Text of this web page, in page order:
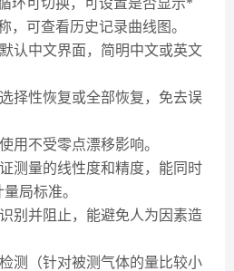
环可切换，可设置是否显示*
，可查看历史记录曲线图。
认中文界面，简明中文或英文
择性恢复或全部恢复，免去误
用不受零点漂移影响。
测量的线性度和精度，能同时
局标准。
别并阻止，能避免人为因素造
测（针对被测气体的量比较小